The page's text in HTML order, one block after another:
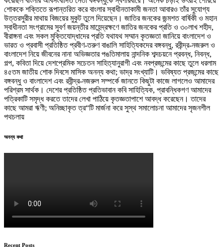
শোককে শক্তিতে রূপান্তরিত করে বাংলার স্বাধীনতাকামী জনতা আবারও তাঁর সুযোগ্য
উত্তরসুরীর মাথায় বিজয়ের মুকুট তুলে দিয়েছেন। জাতির জনকের জন্মশত বার্ষিকী ও মহান
স্বাধীনতা সংগ্রামের সুবর্ণ জয়ন্তীর মাহেন্দ্রক্ষণে জাতির জনকের প্রতি ও ৩০লাখ শহীদ,
বীরাঙ্গনা এবং সকল মুক্তিযোদ্ধাদের প্রতি যথাযথ সম্মান কৃতজ্ঞতা জানিয়ে বাংলাদেশ ও
ভারত ও প্রবাসী প্রতিষ্ঠিত প্রবীণ-তরুণ বাঙালি সাহিত্যিকদের বঙ্গবন্ধু, রবীন্দ্র-নজরুল ও
বাংলাদেশ নিয়ে জীবনের নানা অভিজ্ঞতার পঙতিমালায় নান্দনিক শব্দচয়নে প্রবন্ধ, নিবন্ধ,
গল্প, কবিতা দিয়ে দেশপ্রেমিক সচেতন সাহিত্যানুরাগী এবং নবপ্রজন্মের কাছে তুলে ধরলাম
৪৫তম জাতীয় শোক দিবসে মাসিক অনন্য কথা; ভাদ্র সংখ্যাটি। ভবিষ্যত প্রজন্মের কাছে
বঙ্গবন্ধু ও বাংলাদেশ এবং রবীন্দ্র-নজরুল সম্পর্কে জানতে কিছুটা কাজে লাগলেও আমাদের
পরিশ্রম সার্থক। দেশের প্রতিষ্ঠিত প্রতিভাবান কবি সাহিত্যিক, প্রাবন্ধিকগণ আমাদের
পত্রিকাটি সমৃদ্ধ করতে তাদের লেখা পাঠিয়ে কৃতজ্ঞতাপাশে আবদ্ধ করেছেন। তাদের
কাছে আমরা ঋণী; অনিচ্ছাকৃত ত্র“টি মার্জনা করে সুস্থ সমালোচনা আমাদের সৃজনশীল
পথচলায়
অনন্য কথা
Recent Posts